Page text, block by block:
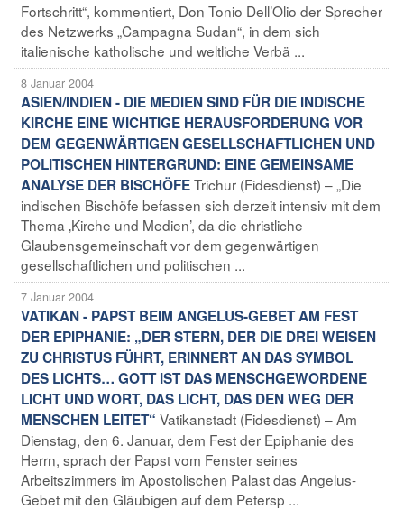
Fortschritt“, kommentiert, Don Tonio Dell’Olio der Sprecher
des Netzwerks „Campagna Sudan“, in dem sich
italienische katholische und weltliche Verbä ...
8 Januar 2004
ASIEN/INDIEN - DIE MEDIEN SIND FÜR DIE INDISCHE
KIRCHE EINE WICHTIGE HERAUSFORDERUNG VOR
DEM GEGENWÄRTIGEN GESELLSCHAFTLICHEN UND
POLITISCHEN HINTERGRUND: EINE GEMEINSAME
ANALYSE DER BISCHÖFETrichur (Fidesdienst) – „Die
indischen Bischöfe befassen sich derzeit intensiv mit dem
Thema ‚Kirche und Medien’, da die christliche
Glaubensgemeinschaft vor dem gegenwärtigen
gesellschaftlichen und politischen ...
7 Januar 2004
VATIKAN - PAPST BEIM ANGELUS-GEBET AM FEST
DER EPIPHANIE: „DER STERN, DER DIE DREI WEISEN
ZU CHRISTUS FÜHRT, ERINNERT AN DAS SYMBOL
DES LICHTS… GOTT IST DAS MENSCHGEWORDENE
LICHT UND WORT, DAS LICHT, DAS DEN WEG DER
MENSCHEN LEITET“ Vatikanstadt (Fidesdienst) – Am
Dienstag, den 6. Januar, dem Fest der Epiphanie des
Herrn, sprach der Papst vom Fenster seines
Arbeitszimmers im Apostolischen Palast das Angelus-
Gebet mit den Gläubigen auf dem Petersp ...